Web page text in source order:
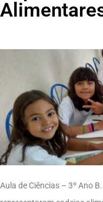
Aula de Ciências – 3º Ano